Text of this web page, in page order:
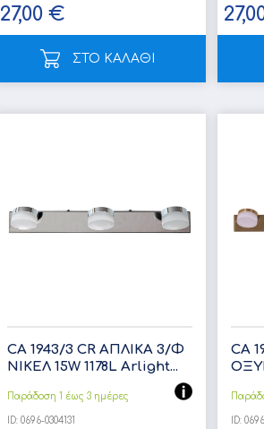
27,00 €
ΣΤΟ ΚΑΛΑΘΙ
CA 1943/3 CR ΑΠΛΙΚΑ 3/Φ
ΝΙΚΕΛ 15W 1178L Arlight...
Παράδοση 1 έως 3 ημέρες
ID: 0696-0304131
CA
ID: